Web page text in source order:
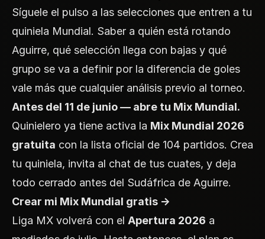
Síguele el pulso a las selecciones que entren a tu
quiniela Mundial. Saber a quién está rotando
Aguirre, qué selección llega con bajas y qué
grupo se va a definir por la diferencia de goles
vale más que cualquier análisis previo al torneo.
Antes del 11 de junio — abre tu Mix Mundial.
Quinielero ya tiene activa la Mix Mundial 2026
gratuita con la lista oficial de 104 partidos. Crea
tu quiniela, invita al chat de tus cuates, y deja
todo cerrado antes del Sudáfrica de Aguirre.
Crear mi Mix Mundial gratis →
Liga MX volverá con el Apertura 2026 a